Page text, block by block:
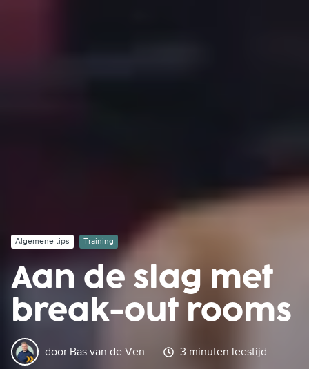
Algemene tips Training
Aan de slag met
break-out rooms
door Bas van de Ven 3 minuten leestijd